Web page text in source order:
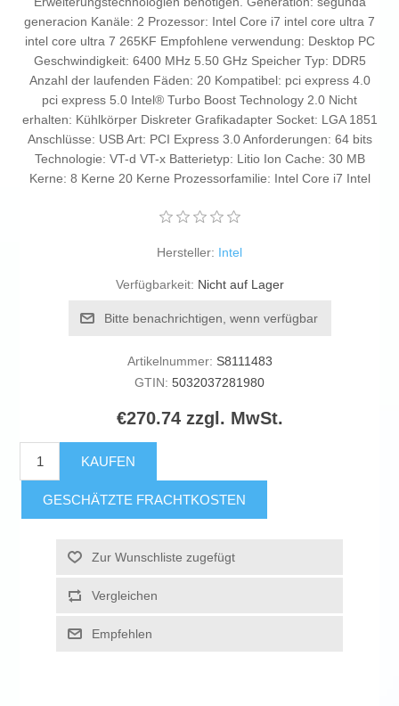
generacion Kanäle: 2 Prozessor: Intel Core i7 intel core ultra 7
intel core ultra 7 265KF Empfohlene verwendung: Desktop PC
Geschwindigkeit: 6400 MHz 5.50 GHz Speicher Typ: DDR5
Anzahl der laufenden Fäden: 20 Kompatibel: pci express 4.0
pci express 5.0 Intel® Turbo Boost Technology 2.0 Nicht
erhalten: Kühlkörper Diskreter Grafikadapter Socket: LGA 1851
Anschlüsse: USB Art: PCI Express 3.0 Anforderungen: 64 bits
Technologie: VT-d VT-x Batterietyp: Litio Ion Cache: 30 MB
Kerne: 8 Kerne 20 Kerne Prozessorfamilie: Intel Core i7 Intel
Hersteller: Intel
Verfügbarkeit: Nicht auf Lager
Bitte benachrichtigen, wenn verfügbar
Artikelnummer: S8111483
GTIN: 5032037281980
€270.74 zzgl. MwSt.
KAUFEN
GESCHÄTZTE FRACHTKOSTEN
Zur Wunschliste zugefügt
Vergleichen
Empfehlen